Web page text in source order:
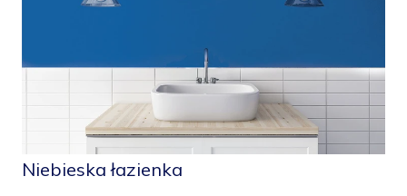
Niebieska łazienka